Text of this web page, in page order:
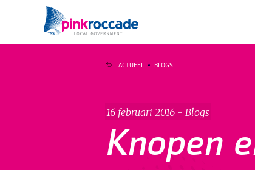
16 februari 2016 - Blogs
Knopen
ACTUEEL BLOGS